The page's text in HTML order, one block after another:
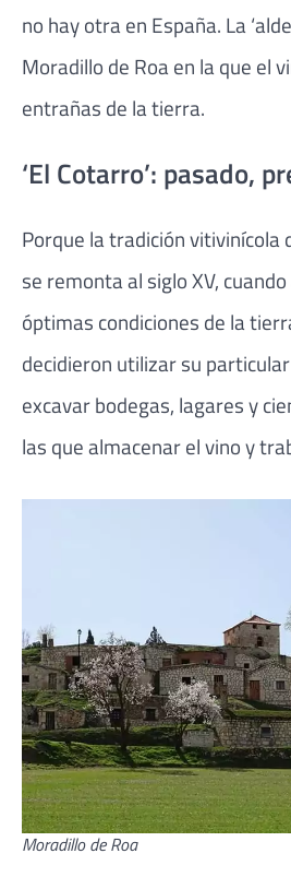
no hay otra en España. La
Moradillo de Roa en la que el
entrañas de la tierra.
‘El Cotarro’: pasado,
Porque la tradición vitivinícola
se remonta al siglo XV,
óptimas condiciones de la
decidieron utilizar su
excavar bodegas, lagares y
las que almacenar el vino y
Moradillo de Roa